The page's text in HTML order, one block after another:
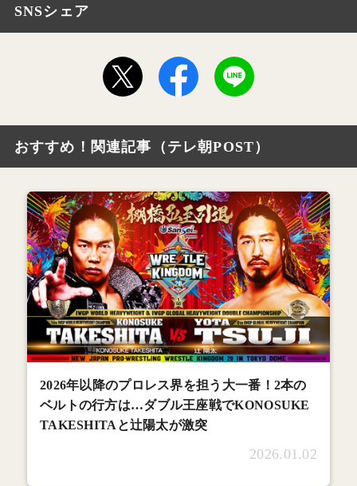
SNSシェア
おすすめ！関連記事（テレ朝POST）
2026年以降のプロレス界を担う大一番！2本の
ベルトの行方は…ダブル王座戦でKONOSUKE
TAKESHITAと辻陽太が激突
2026.01.02